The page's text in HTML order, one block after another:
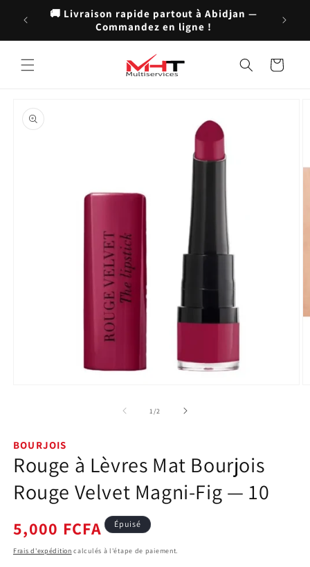
passer
au
contenu
🚚 Livraison rapide partout à Abidjan —
Commandez en ligne !
💬
Panier
informations
produits
une
fenêtre
modale
1 /de2
BOURJOIS
Rouge à Lèvres Mat Bourjois
Rouge Velvet Magni-Fig — 10
Prix
habituel
5,000 FCFA Épuisé
Frais d'expédition calculés à l'étape de paiement.